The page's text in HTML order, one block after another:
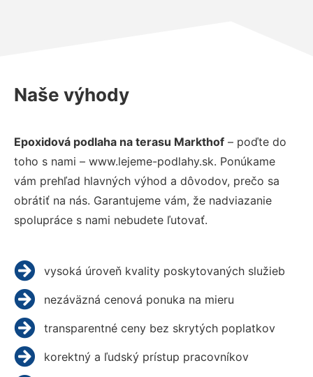
Naše výhody
Epoxidová podlaha na terasu Markthof – poďte do
toho s nami – www.lejeme-podlahy.sk. Ponúkame
vám prehľad hlavných výhod a dôvodov, prečo sa
obrátiť na nás. Garantujeme vám, že nadviazanie
spolupráce s nami nebudete ľutovať.
vysoká úroveň kvality poskytovaných služieb
nezáväzná cenová ponuka na mieru
transparentné ceny bez skrytých poplatkov
korektný a ľudský prístup pracovníkov